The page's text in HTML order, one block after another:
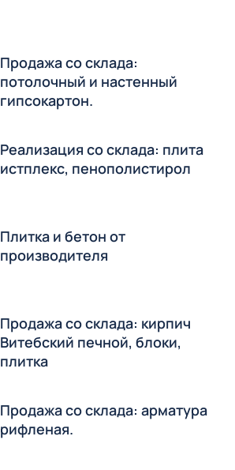
Продажа со склада:
потолочный и настенный
гипсокартон.
Реализация со склада: плита
истплекс, пенополистирол
Плитка и бетон от
производителя
Продажа со склада: кирпич
Витебский печной, блоки,
плитка
Продажа со склада: арматура
рифленая.